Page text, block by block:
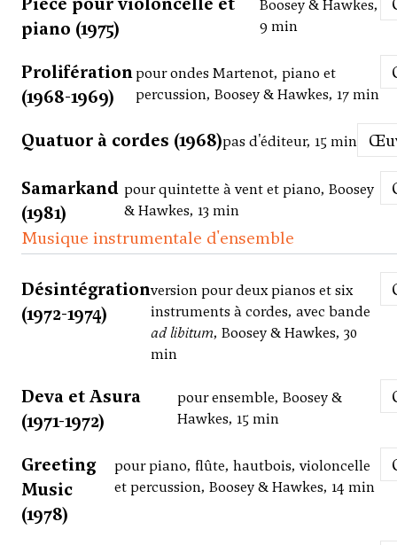
piano (1975)
Boosey & Hawkes,
9 min
Prolifération
(1968-1969)
pour ondes Martenot, piano et
percussion, Boosey & Hawkes, 17 min
Quatuor à cordes (1968)pas d'éditeur, 15 min
Samarkand
(1981)
pour quintette à vent et piano, Boosey
& Hawkes, 13 min
Musique instrumentale d'ensemble
Désintégration
(1972-1974)
version pour deux pianos et six
instruments à cordes, avec bande
ad libitum, Boosey & Hawkes, 30
min
Deva et Asura
(1971-1972)
pour ensemble, Boosey &
Hawkes, 15 min
Greeting
Music
(1978)
pour piano, flûte, hautbois, violoncelle
et percussion, Boosey & Hawkes, 14 min